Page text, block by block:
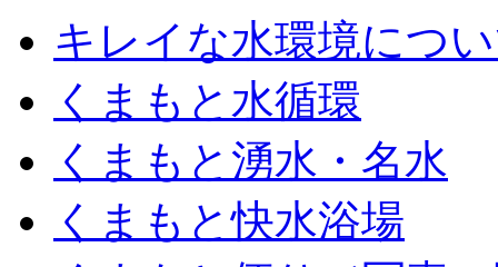
キレイな水環境につ
くまもと水循環
くまもと湧水・名水
くまもと快水浴場